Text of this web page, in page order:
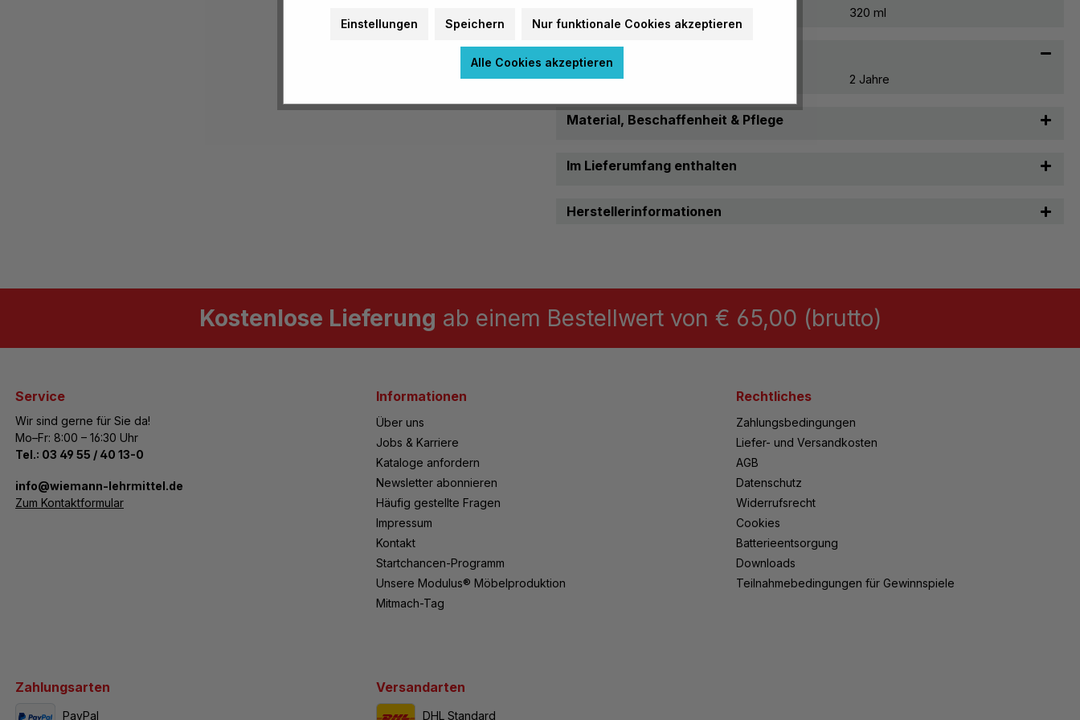
320 ml
Garantie: 2 Jahre
Material, Beschaffenheit & Pflege
Im Lieferumfang enthalten
Herstellerinformationen
Kostenlose Lieferung ab einem Bestellwert von € 65,00 (brutto)
Service
Wir sind gerne für Sie da!
Mo–Fr: 8:00 – 16:30 Uhr
Tel.: 03 49 55 / 40 13-0
­info@wiemann-lehrmittel.de
Zum Kontaktformular
Informationen
Über uns
Jobs & Karriere
Kataloge anfordern
Newsletter abonnieren
Häufig gestellte Fragen
Impressum
Kontakt
Startchancen-Programm
Unsere Modulus® Möbelproduktion
Mitmach-Tag
Rechtliches
Zahlungsbedingungen
Liefer- und Versandkosten
AGB
Datenschutz
Widerrufsrecht
Cookies
Batterieentsorgung
Downloads
Teilnahmebedingungen für Gewinnspiele
Zahlungsarten
PayPal
Versandarten
DHL Standard
Einstellungen Speichern Nur funktionale Cookies akzeptieren
Alle Cookies akzeptieren